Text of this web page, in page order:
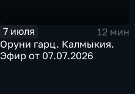
7 июля
12 мин
Оруни гарц. Калмыкия.
Эфир от 07.07.2026